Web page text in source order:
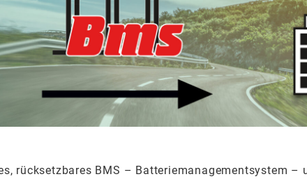
rücksetzbares BMS – Batteriemanagementsystem –